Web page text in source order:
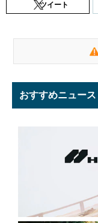
ツイート
おすすめニュース